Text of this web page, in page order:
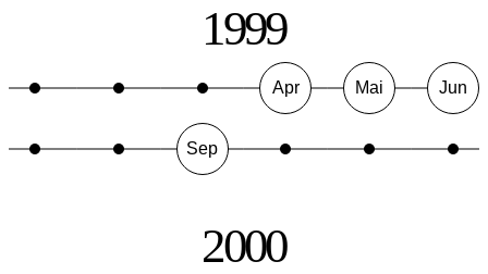
1999
Apr Mai Jun
Sep
2000